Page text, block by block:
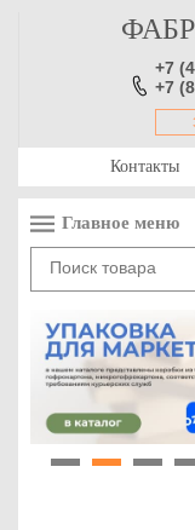
+7
+7
Контакты
Главное меню